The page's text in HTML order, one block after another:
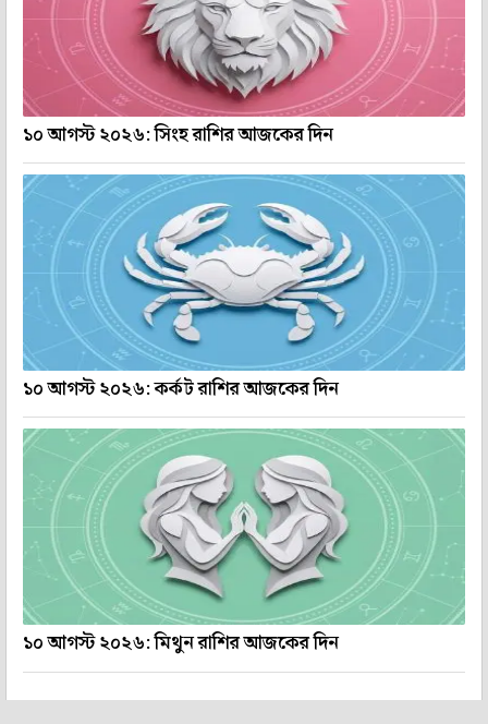
১০ আগস্ট ২০২৬: সিংহ রাশির আজকের দিন
১০ আগস্ট ২০২৬: কর্কট রাশির আজকের দিন
১০ আগস্ট ২০২৬: মিথুন রাশির আজকের দিন